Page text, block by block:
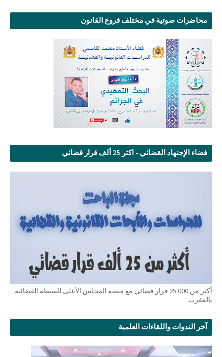
محاضرات صوتية في مختلف فروع القانون
فضاء الإجتهاد القضائي - اكثر 25 ألف قرار قضائي
أكثر من 25.000 قرار قضائي مع منصة المجلس الأعلى للسبطة القضائية
بالمغرب
آخر الندوات واللقاءات العلمية